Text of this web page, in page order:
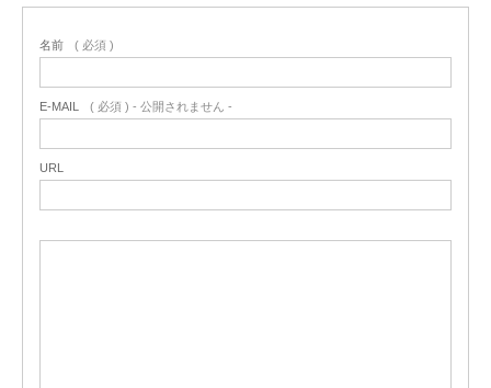
名前 ( 必須 )
E-MAIL ( 必須 ) - 公開されません -
URL